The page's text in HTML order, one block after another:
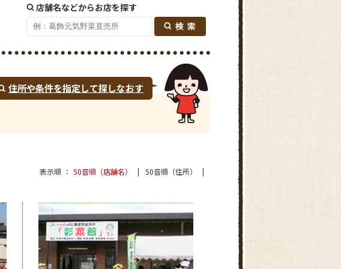
店舗名などからお店を探す
住所や条件を指定して探しなおす
表示順 50音順（店舗名） 50音順（住所）